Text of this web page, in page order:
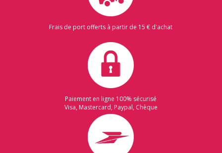
Frais de port offerts à partir de 15 € d'achat
Paiement en ligne 100% sécurisé
Visa, Mastercard, Paypal, Chèque